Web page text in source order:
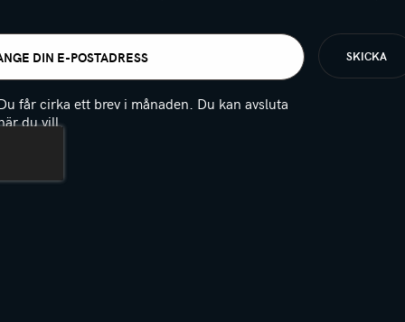
får cirka ett brev i månaden. Du kan avsluta
du vill.